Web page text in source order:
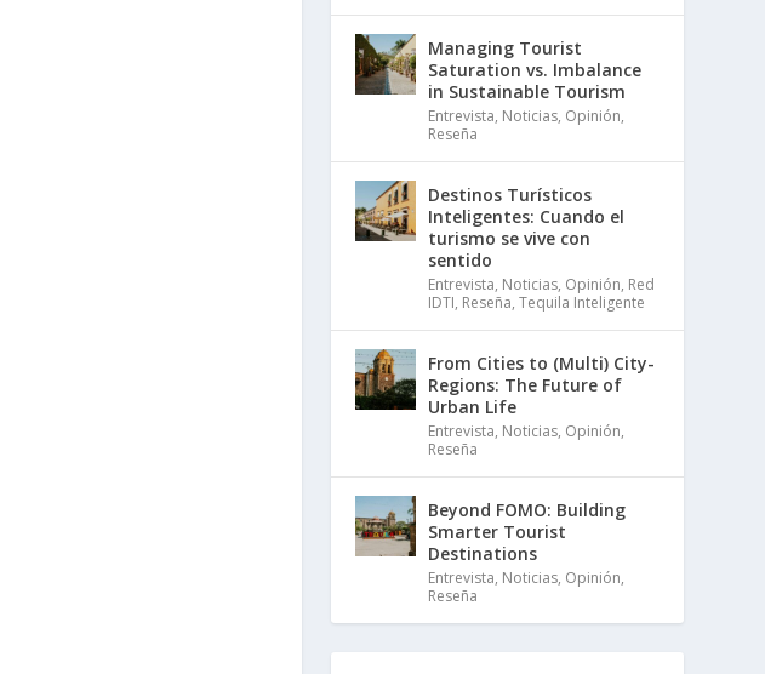
Managing Tourist
Saturation vs. Imbalance
in Sustainable Tourism
Entrevista, Noticias, Opinión,
Reseña
Destinos Turísticos
Inteligentes: Cuando el
turismo se vive con
sentido
Entrevista, Noticias, Opinión, Red
IDTI, Reseña,Tequila Inteligente
From Cities to (Multi) City-
Regions: The Future of
Urban Life
Entrevista, Noticias, Opinión,
Reseña
Beyond FOMO: Building
Smarter Tourist
Destinations
Entrevista, Noticias, Opinión,
Reseña